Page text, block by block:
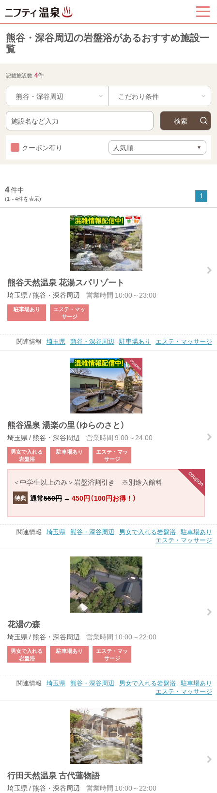
熊谷・深谷周辺の岩盤浴があるおすすめ施設一
覧
記載施設数 4件
熊谷・深谷周辺
クーポン有り
4件中
(1～4件を表示) 1
熊谷天然温泉 花湯スパリゾート
埼玉県 / 熊谷・深谷周辺 営業時間 10:00～23:00
駐車場あり
エステ・マッ
サージ
関連情報 埼玉県 熊谷・深谷周辺 駐車場あり エステ・マッサージ
熊谷温泉 湯楽の里（ゆらのさと）
埼玉県 / 熊谷・深谷周辺 営業時間 9:00～24:00
男女で入れる
岩盤浴
駐車場あり
エステ・マッ
サージ
＜中学生以上のみ＞岩盤浴割引き ※別途入館料
特典 通常550円 → 450円（100円お得！）
関連情報 埼玉県 熊谷・深谷周辺 男女で入れる岩盤浴 駐車場あり
エステ・マッサージ
花湯の森
埼玉県 / 熊谷・深谷周辺 営業時間 10:00～22:00
男女で入れる
岩盤浴
駐車場あり
エステ・マッ
サージ
関連情報 埼玉県 熊谷・深谷周辺 男女で入れる岩盤浴 駐車場あり
エステ・マッサージ
行田天然温泉 古代蓮物語
埼玉県 / 熊谷・深谷周辺 営業時間 10:00～22:00